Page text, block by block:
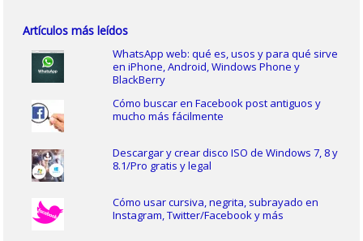
Artículos más leídos
WhatsApp web: qué es, usos y para qué sirve
en iPhone, Android, Windows Phone y
BlackBerry
Cómo buscar en Facebook post antiguos y
mucho más fácilmente
Descargar y crear disco ISO de Windows 7, 8 y
8.1/Pro gratis y legal
Cómo usar cursiva, negrita, subrayado en
Instagram, Twitter/Facebook y más